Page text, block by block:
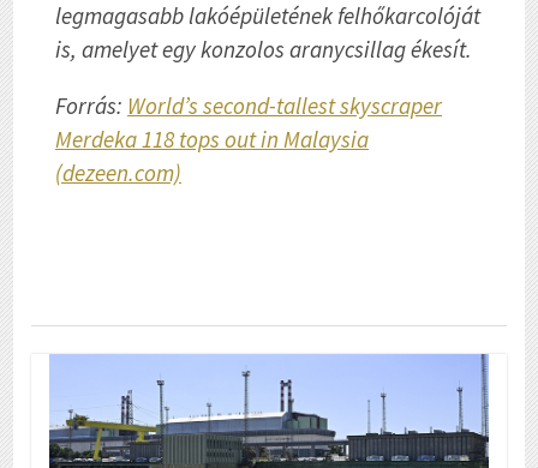
legmagasabb lakóépületének felhőkarcolóját
is, amelyet egy konzolos aranycsillag ékesít.
Forrás: World’s second-tallest skyscraper
Merdeka 118 tops out in Malaysia
(dezeen.com)